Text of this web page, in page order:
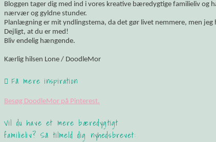
Bloggen tager dig med ind i vores kreative bæredygtige familieliv og
nærvær og gyldne stunder.
Planlægning er mit yndlingstema, da det gør livet nemmere, men jeg
Dejligt, at du er med!
Bliv endelig hængende.
Kærlig hilsen Lone / DoodleMor
Få mere inspiration
Besøg DoodleMor på Pinterest.
Vil du have et mere bæredygtigt
familieliv? Så tilmeld dig nyhedsbrevet: